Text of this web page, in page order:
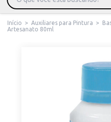
Início > Auxiliares para Pintura >
Artesanato 80ml